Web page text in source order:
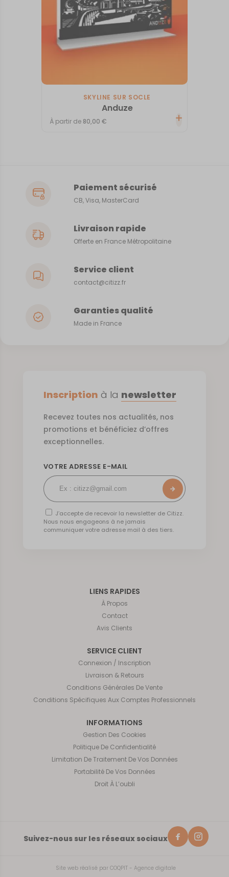
SKYLINE SUR SOCLE
Anduze
À partir de 80,00€
Paiement sécurisé
CB, Visa, MasterCard
Livraison rapide
Offerte en France Métropolitaine
Service client
contact@citizz.fr
Garanties qualité
Made in France
LIENS RAPIDES
À Propos
Contact
Avis Clients
SERVICE CLIENT
Connexion / Inscription
Livraison & Retours
Conditions Générales De Vente
Conditions Spécifiques Aux Comptes Professionnels
INFORMATIONS
Gestion Des Cookies
Politique De Confidentialité
Limitation De Traitement De Vos Données
Portabilité De Vos Données
Droit À L’oubli
Suivez-nous sur les réseaux sociaux
Site web réalisé par COQPIT - Agence digitale
Inscription à la newsletter
Recevez toutes nos actualités, nos
promotions et bénéficiez d’offres
exceptionnelles.
VOTRE ADRESSE E-MAIL
J’accepte de recevoir la newsletter de Citizz.
Nous nous engageons à ne jamais
communiquer votre adresse mail à des tiers.